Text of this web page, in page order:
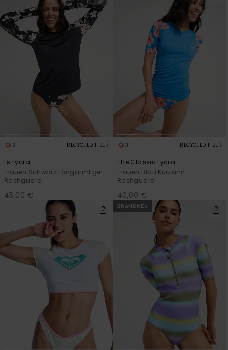
2 RECYCLED FIBER
Ls Lycra
Frauen Schwarz Langärmliger
Rashguard
45,00 €
3 RECYCLED FIBER
The Classic Lycra
Frauen Blau Kurzarm-
Rashguard
40,00 €
BRANDNEU